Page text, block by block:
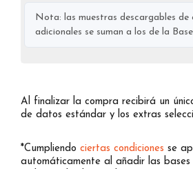
Nota: las muestras descargables de
adicionales se suman a los de la
Al finalizar la compra recibirá un
de datos estándar y los extras
*Cumpliendo ciertas condiciones se
automáticamente al añadir las